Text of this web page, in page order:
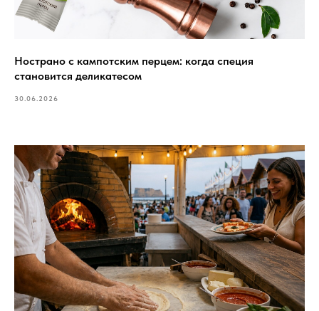
Нострано с кампотским перцем: когда специя
становится деликатесом
30.06.2026